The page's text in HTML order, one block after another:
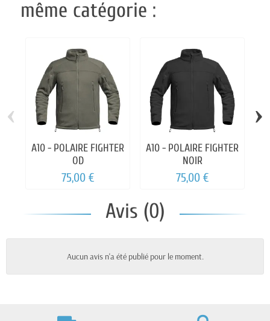
même catégorie :
A10 - POLAIRE FIGHTER
OD
75,00 €
A10 - POLAIRE FIGHTER
NOIR
75,00 €
‹ ›
Avis (0)
Aucun avis n'a été publié pour le moment.